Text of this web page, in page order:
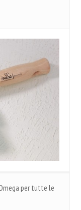
per tutte le